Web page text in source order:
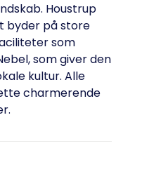
Houstrup
byder på store
som
som giver den
kultur. Alle
charmerende